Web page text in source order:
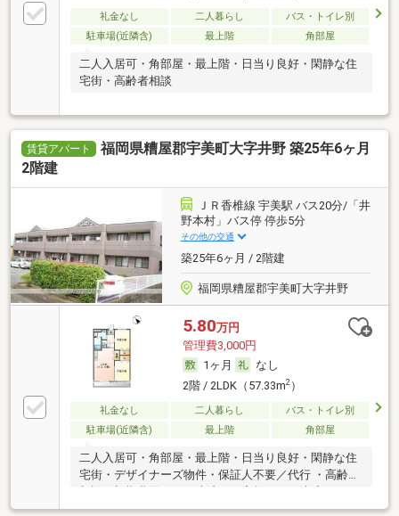
礼金なし 二人暮らし
バス・トイレ別
駐車場(近隣含)
最上階 角部屋
二人入居可・角部屋・最上階・日当り良好・閑静な住
宅街・高齢者相談
賃貸アパート
福岡県糟屋郡宇美町大字井野 築25年6ヶ月
2階建
ＪＲ香椎線 宇美駅 バス20分/「井
野本村」バス停 停歩5分
その他の交通
築25年6ヶ月 / 2階建
福岡県糟屋郡宇美町大字井野
5.80万円
管理費3,000円
1ヶ月
なし
2階 / 2LDK（57.33m2）
礼金なし 二人暮らし
バス・トイレ別
駐車場(近隣含)
最上階 角部屋
二人入居可・角部屋・最上階・日当り良好・閑静な住
宅街・デザイナーズ物件・保証人不要／代行 ・高齢者